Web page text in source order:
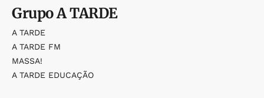
GrupoA TARDE
A TARDE
A TARDE FM
MASSA!
A TARDE EDUCAÇÃO